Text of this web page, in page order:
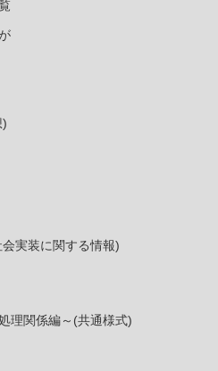
)
実装に関する情報)
理関係編～(共通様式)